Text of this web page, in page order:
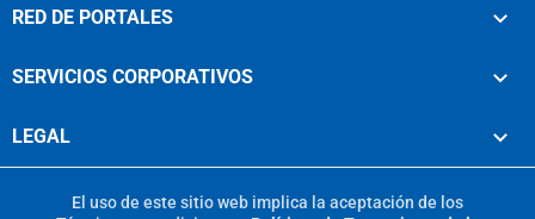
RED DE PORTALES
SERVICIOS CORPORATIVOS
LEGAL
El uso de este sitio web implica la aceptación de los